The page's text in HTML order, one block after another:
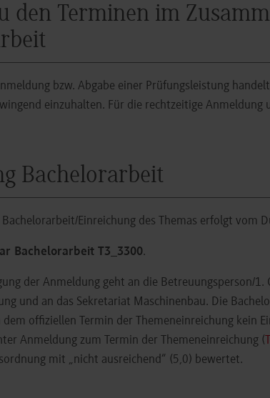
den Terminen im
bzw. Abgabe einer Prüfungsleistung
einzuhalten. Für die rechtzeitige Anmeldung
Bachelorarbeit
Einreichung des Themas erfolgt vom
Bachelorarbeit T3_3300.
der Anmeldung geht an die Betreuungsperson/
und an das Sekretariat Maschinenbau. Die
dem offiziellen Termin der Themeneinreichung kein
Anmeldung zum Termin der Themeneinreichung (
mit „nicht ausreichend“ (5,0) bewertet.